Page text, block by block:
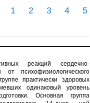
1 2 3 4 5
реакций сердечно-
психофизиологического
практически здоровых
одинаковый уровень
Основная группа